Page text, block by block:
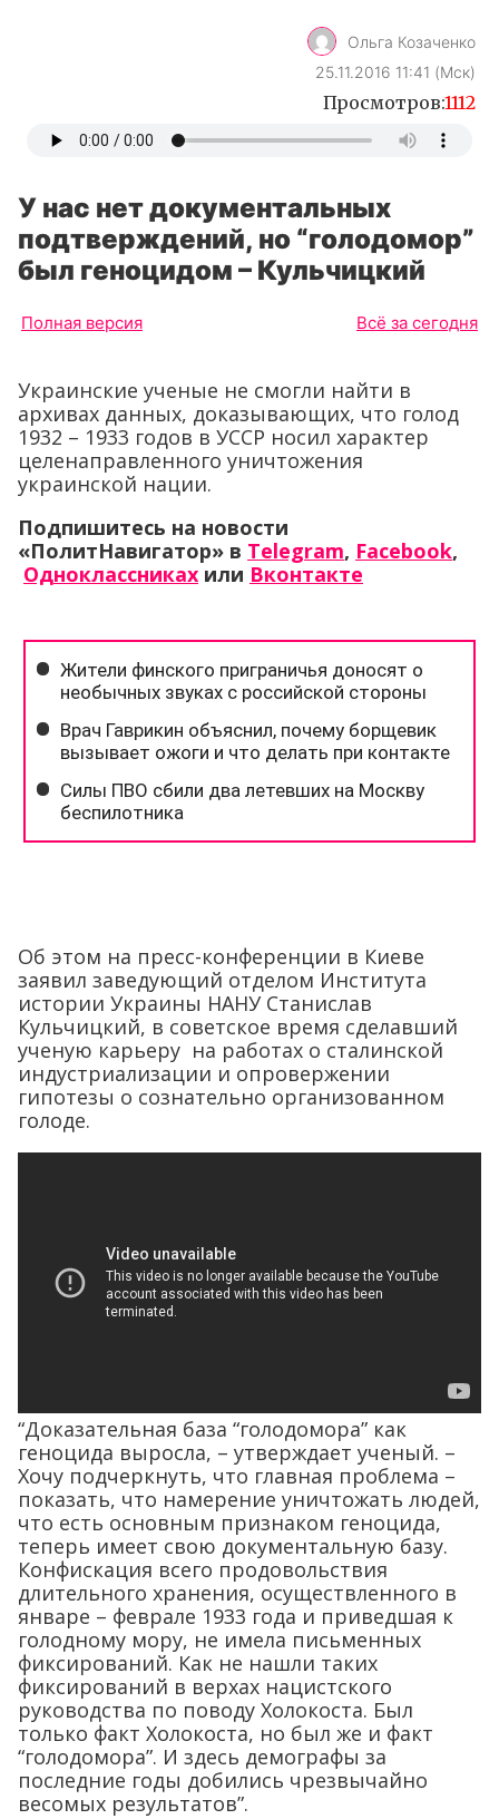
Ольга Козаченко
25.11.2016 11:41 (Мск)
Просмотров:1112
У нас нет документальных
подтверждений, но “голодомор”
был геноцидом – Кульчицкий
Полная версия Всё за сегодня
Украинские ученые не смогли найти в
архивах данных, доказывающих, что голод
1932 – 1933 годов в УССР носил характер
целенаправленного уничтожения
украинской нации.
Подпишитесь на новости
«ПолитНавигатор» в Telegram, Facebook,
Одноклассниках или Вконтакте
Об этом на пресс-конференции в Киеве
заявил заведующий отделом Института
истории Украины НАНУ Станислав
Кульчицкий, в советское время сделавший
ученую карьеру на работах о сталинской
индустриализации и опровержении
гипотезы о сознательно организованном
голоде.
“Доказательная база “голодомора” как
геноцида выросла, – утверждает ученый. –
Хочу подчеркнуть, что главная проблема –
показать, что намерение уничтожать людей,
что есть основным признаком геноцида,
теперь имеет свою документальную базу.
Конфискация всего продовольствия
длительного хранения, осуществленного в
январе – феврале 1933 года и приведшая к
голодному мору, не имела письменных
фиксирований. Как не нашли таких
фиксирований в верхах нацистского
руководства по поводу Холокоста. Был
только факт Холокоста, но был же и факт
“голодомора”. И здесь демографы за
последние годы добились чрезвычайно
весомых результатов”.